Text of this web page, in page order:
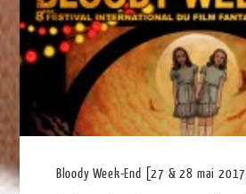
Bloody Week-End [27 & 28 mai 2017]